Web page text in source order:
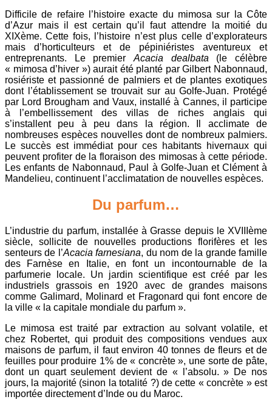
Difficile de refaire l’histoire exacte du mimosa sur la Côte
d’Azur mais il est certain qu’il faut attendre la moitié du
XIXème. Cette fois, l’histoire n’est plus celle d’explorateurs
mais d’horticulteurs et de pépiniéristes aventureux et
entreprenants. Le premier Acacia dealbata (le célèbre
« mimosa d’hiver ») aurait été planté par Gilbert Nabonnaud,
rosiériste et passionné de palmiers et de plantes exotiques
dont l’établissement se trouvait sur au Golfe-Juan. Protégé
par Lord Brougham and Vaux, installé à Cannes, il participe
à l’embellissement des villas de riches anglais qui
s’installent peu à peu dans la région. Il acclimate de
nombreuses espèces nouvelles dont de nombreux palmiers.
Le succès est immédiat pour ces habitants hivernaux qui
peuvent profiter de la floraison des mimosas à cette période.
Les enfants de Nabonnaud, Paul à Golfe-Juan et Clément à
Mandelieu, continuent l’acclimatation de nouvelles espèces.
Du parfum…
L’industrie du parfum, installée à Grasse depuis le XVIIIème
siècle, sollicite de nouvelles productions florifères et les
senteurs de l’Acacia farnesiana, du nom de la grande famille
des Farnèse en Italie, en font un incontournable de la
parfumerie locale. Un jardin scientifique est créé par les
industriels grassois en 1920 avec de grandes maisons
comme Galimard, Molinard et Fragonard qui font encore de
la ville « la capitale mondiale du parfum ».
Le mimosa est traité par extraction au solvant volatile, et
chez Robertet, qui produit des compositions vendues aux
maisons de parfum, il faut environ 40 tonnes de fleurs et de
feuilles pour produire 1% de « concrète », une sorte de pâte,
dont un quart seulement devient de « l’absolu. » De nos
jours, la majorité (sinon la totalité ?) de cette « concrète » est
importée directement d’Inde ou du Maroc.